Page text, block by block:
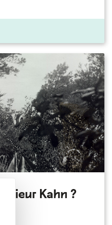
Kahn ?
le